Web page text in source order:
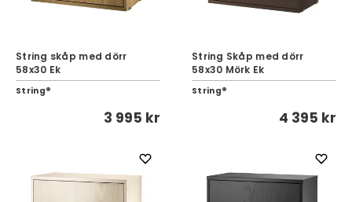
String skåp med dörr
58x30 Ek
String®
3 995 kr
String Skåp med dörr
58x30 Mörk Ek
String®
4 395 kr